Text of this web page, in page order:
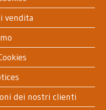
vendita
dei nostri clienti